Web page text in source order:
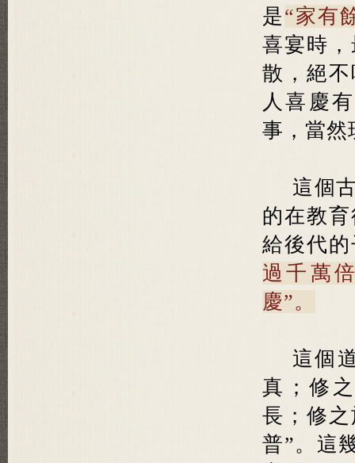
是“家有
喜宴時
散，絕
人喜慶
事，當然
這個
的在教
給後代
過千萬
慶”。
這個
真；修
長；修
普”。這